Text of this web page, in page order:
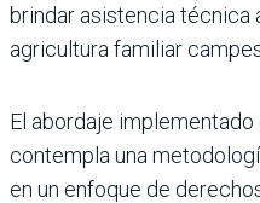
brindar asistencia técnica
agricultura familiar
El abordaje
contempla una
en un enfoque de